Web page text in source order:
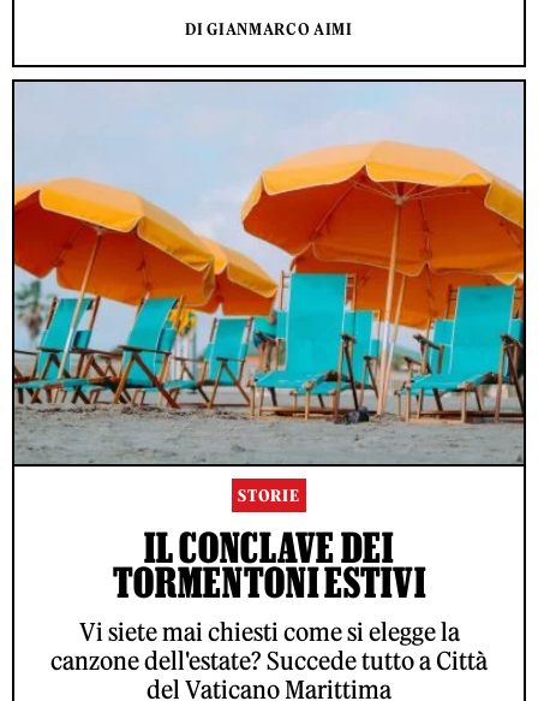
DI GIANMARCO AIMI
STORIE
IL CONCLAVE DEI
TORMENTONI ESTIVI
Vi siete mai chiesti come si elegge la
canzone dell'estate? Succede tutto a Città
del Vaticano Marittima